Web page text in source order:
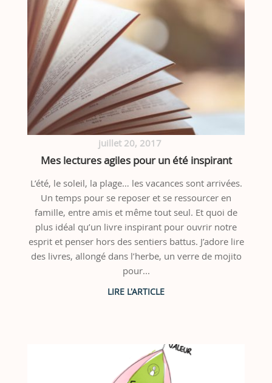
juillet 20, 2017
Mes lectures agiles pour un été inspirant
L’été, le soleil, la plage… les vacances sont arrivées.
Un temps pour se reposer et se ressourcer en
famille, entre amis et même tout seul. Et quoi de
plus idéal qu’un livre inspirant pour ouvrir notre
esprit et penser hors des sentiers battus. J’adore lire
des livres, allongé dans l’herbe, un verre de mojito
pour...